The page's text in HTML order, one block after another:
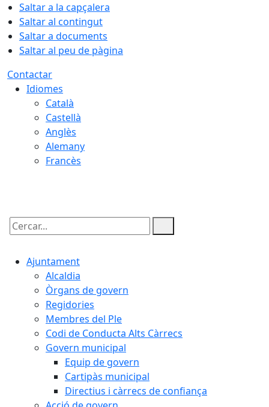
Saltar a la capçalera
Saltar al contingut
Saltar a documents
Saltar al peu de pàgina
Contactar
Idiomes
Català
Castellà
Anglès
Alemany
Francès
Cercar:
Ajuntament
Alcaldia
Òrgans de govern
Regidories
Membres del Ple
Codi de Conducta Alts Càrrecs
Govern municipal
Equip de govern
Cartipàs municipal
Directius i càrrecs de confiança